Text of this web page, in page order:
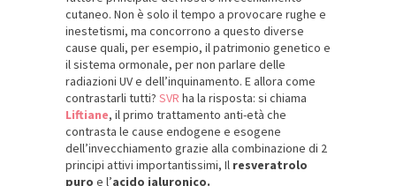
cutaneo. Non è solo il tempo a provocare rughe e
inestetismi, ma concorrono a questo diverse
cause quali, per esempio, il patrimonio genetico e
il sistema ormonale, per non parlare delle
radiazioni UV e dell’inquinamento. E allora come
contrastarli tutti? SVR ha la risposta: si chiama
Liftiane, il primo trattamento anti-età che
contrasta le cause endogene e esogene
dell’invecchiamento grazie alla combinazione di 2
principi attivi importantissimi, Il resveratrolo
puro e l’acido ialuronico.